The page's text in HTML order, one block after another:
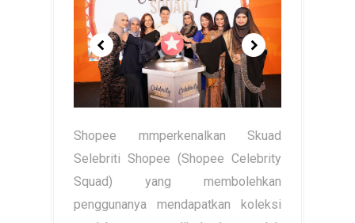
Shopee mmperkenalkan Skuad
Selebriti Shopee (Shopee Celebrity
Squad) yang membolehkan
penggunanya mendapatkan koleksi